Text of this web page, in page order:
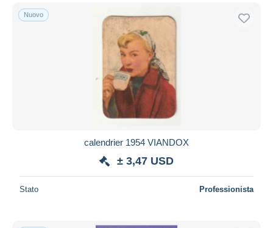
Nuovo
calendrier 1954 VIANDOX
± 3,47 USD
Stato Professionista